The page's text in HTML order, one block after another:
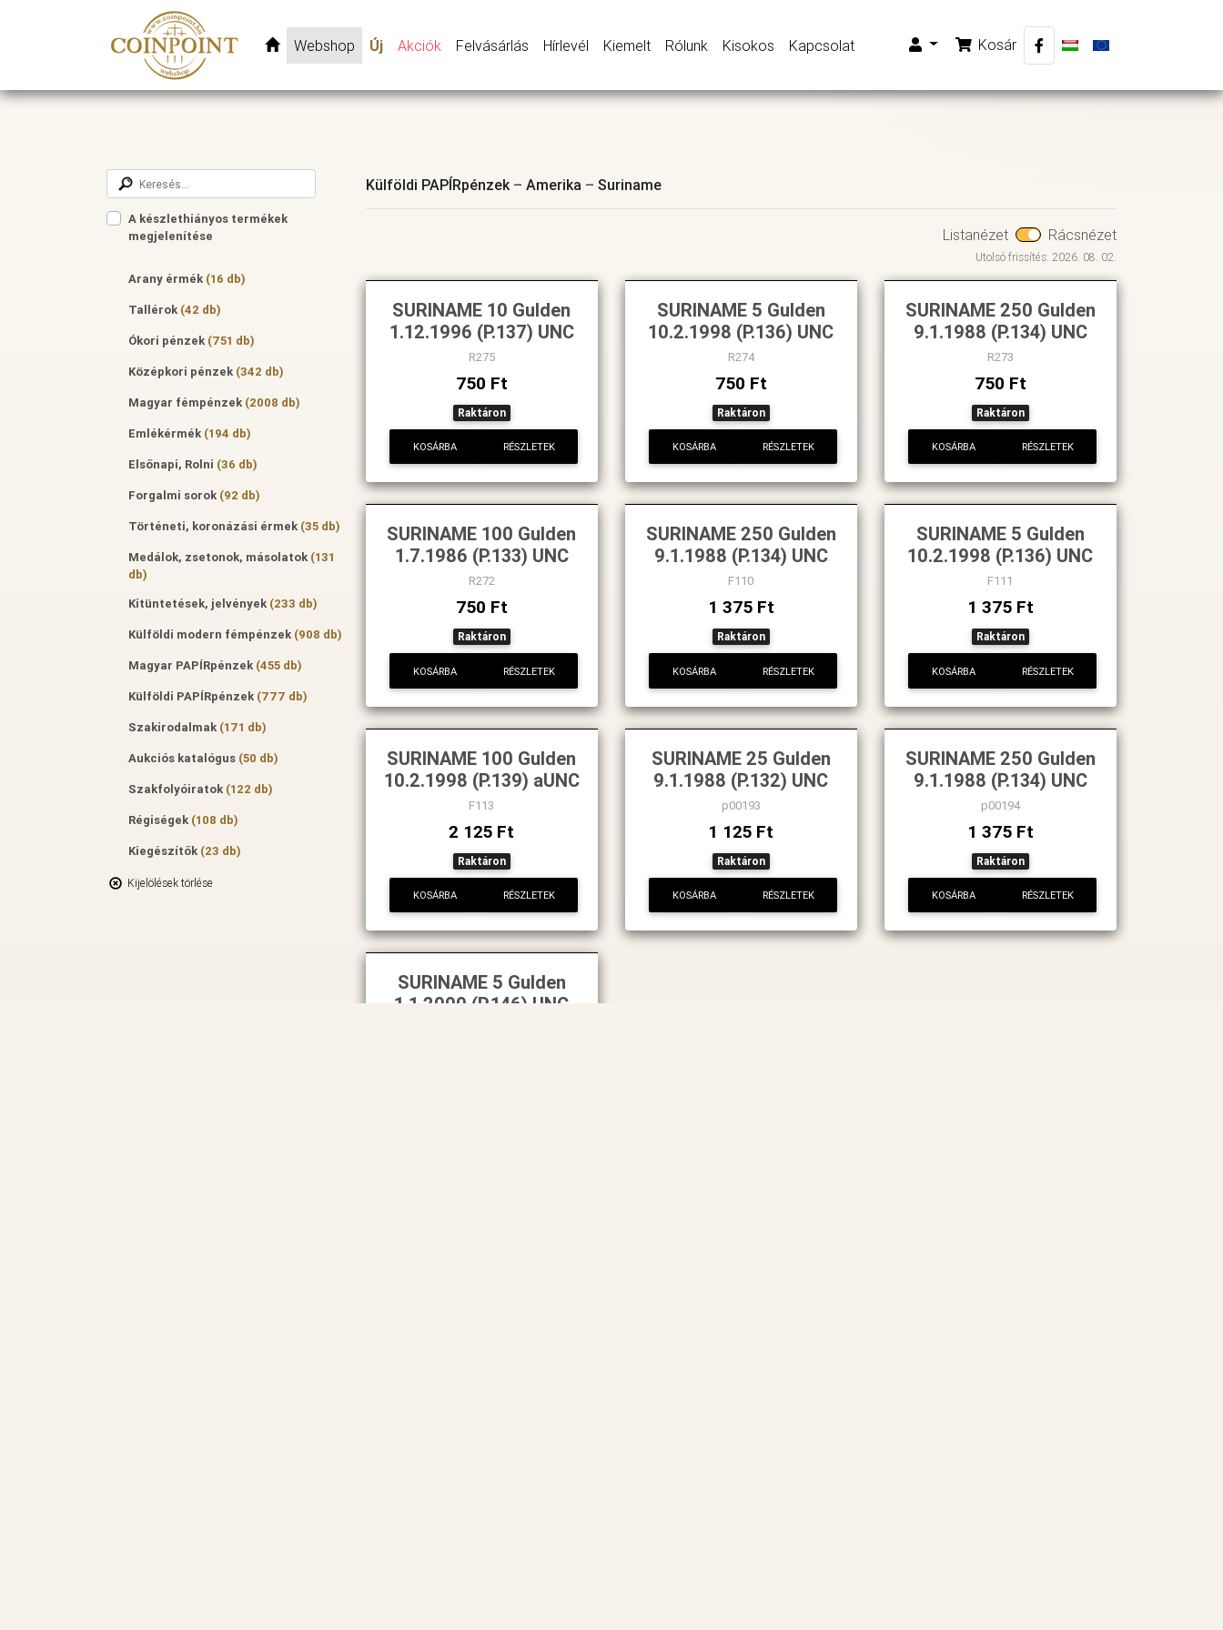
Webshop Új Akciók Felvásárlás Hírlevél Kiemelt Rólunk Kisokos Kapcsolat Kosár
A készlethiányos termékek
megjelenítése
Arany érmék (16 db)
Tallérok (42 db)
Ókori pénzek (751 db)
Középkori pénzek (342 db)
Magyar fémpénzek (2008 db)
Emlékérmék (194 db)
Elsőnapi, Rolni (36 db)
Forgalmi sorok (92 db)
Történeti, koronázási érmek (35 db)
Medálok, zsetonok, másolatok (131
db)
Kitüntetések, jelvények (233 db)
Külföldi modern fémpénzek (908 db)
Magyar PAPÍRpénzek (455 db)
Külföldi PAPÍRpénzek (777 db)
Szakirodalmak (171 db)
Aukciós katalógus (50 db)
Szakfolyóiratok (122 db)
Régiségek (108 db)
Kiegészítők (23 db)
Kijelölések törlése
Külföldi PAPÍRpénzek– Amerika – Suriname
Listanézet Rácsnézet
Utolsó frissítés: 2026. 08. 02.
SURINAME 10 Gulden
1.12.1996 (P.137) UNC
R275
750 Ft
Raktáron
KOSÁRBA RÉSZLETEK
SURINAME 5 Gulden
10.2.1998 (P.136) UNC
R274
750 Ft
Raktáron
KOSÁRBA RÉSZLETEK
SURINAME 250 Gulden
9.1.1988 (P.134) UNC
R273
750 Ft
Raktáron
KOSÁRBA RÉSZLETEK
SURINAME 100 Gulden
1.7.1986 (P.133) UNC
R272
750 Ft
Raktáron
KOSÁRBA RÉSZLETEK
SURINAME 250 Gulden
9.1.1988 (P.134) UNC
F110
1 375 Ft
Raktáron
KOSÁRBA RÉSZLETEK
SURINAME 5 Gulden
10.2.1998 (P.136) UNC
F111
1 375 Ft
Raktáron
KOSÁRBA RÉSZLETEK
SURINAME 100 Gulden
10.2.1998 (P.139) aUNC
F113
2 125 Ft
Raktáron
KOSÁRBA RÉSZLETEK
SURINAME 25 Gulden
9.1.1988 (P.132) UNC
p00193
1 125 Ft
Raktáron
KOSÁRBA RÉSZLETEK
SURINAME 250 Gulden
9.1.1988 (P.134) UNC
p00194
1 375 Ft
Raktáron
KOSÁRBA RÉSZLETEK
SURINAME 5 Gulden
1.1.2000 (P.146) UNC